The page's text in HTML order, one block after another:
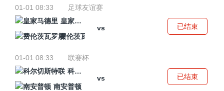
01-01 08:33
足球友谊赛
皇家马德里
vs
费伦茨瓦罗斯
已结束
01-01 08:33
联赛杯
科尔切斯特联
vs
南安普顿
已结束